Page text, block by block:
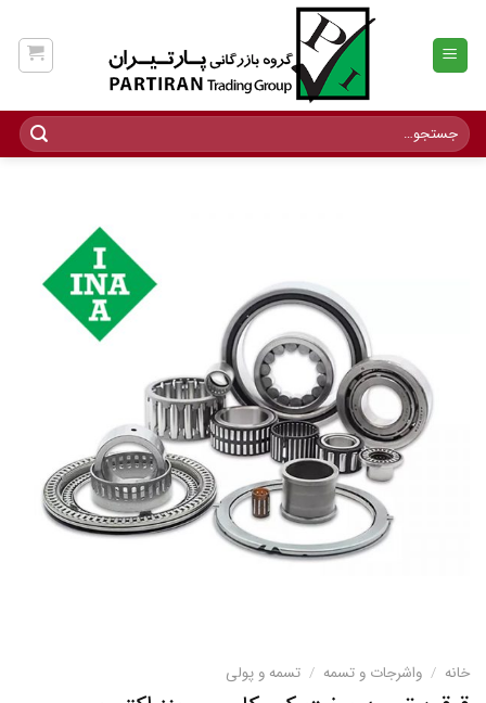
content
جستجو
برای:
خانه / واشرجات و تسمه / تسمه و پولی